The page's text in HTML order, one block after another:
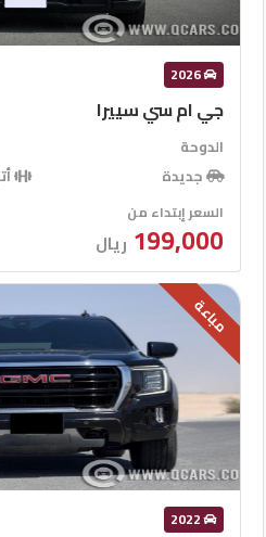
2026
جي ام سي سييرا
الدوحة
جديدة
السعر إبتداء من
199,000 ريال
مباعة
2022